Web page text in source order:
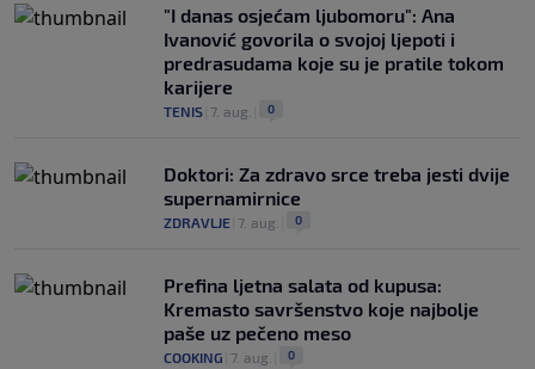
"I danas osjećam ljubomoru": Ana
Ivanović govorila o svojoj ljepoti i
predrasudama koje su je pratile tokom
karijere
TENIS 7. aug. 0
Doktori: Za zdravo srce treba jesti dvije
supernamirnice
ZDRAVLJE 7. aug. 0
Prefina ljetna salata od kupusa:
Kremasto savršenstvo koje najbolje
paše uz pečeno meso
COOKING 7. aug. 0